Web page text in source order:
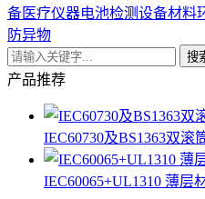
备医疗仪器电池检测设备材料
防异物
搜
产品推荐
IEC60730及BS1363双滚
IEC60065+UL1310 薄层